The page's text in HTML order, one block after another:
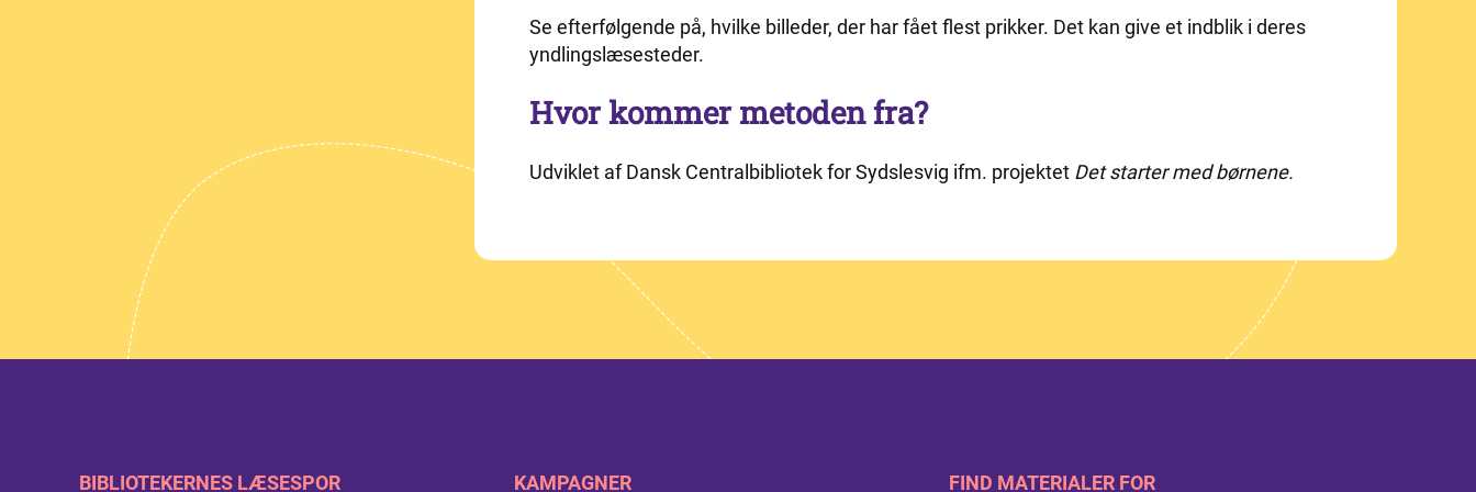
Se efterfølgende på, hvilke billeder, der har fået flest prikker. Det kan give et indblik i deres
yndlingslæsesteder.
Hvor kommer metoden fra?
Udviklet af Dansk Centralbibliotek for Sydslesvig ifm. projektet Det starter med børnene.
BIBLIOTEKERNES LÆSESPOR KAMPAGNER FIND MATERIALER FOR